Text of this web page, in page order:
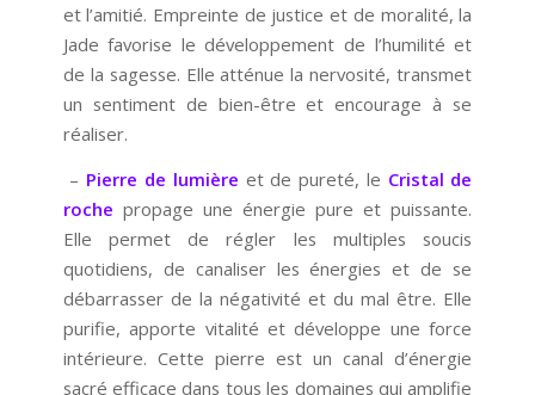
et l’amitié. Empreinte de justice et de moralité, la
Jade favorise le développement de l’humilité et
de la sagesse. Elle atténue la nervosité, transmet
un sentiment de bien-être et encourage à se
réaliser.
– Pierre de lumière et de pureté, le Cristal de
roche propage une énergie pure et puissante.
Elle permet de régler les multiples soucis
quotidiens, de canaliser les énergies et de se
débarrasser de la négativité et du mal être. Elle
purifie, apporte vitalité et développe une force
intérieure. Cette pierre est un canal d’énergie
sacré efficace dans tous les domaines qui amplifie